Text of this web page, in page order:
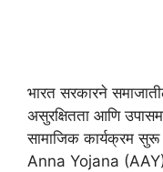
भारत सरकारने
असुरक्षितता आणि
सामाजिक कार्यक्रम
Anna Yojana